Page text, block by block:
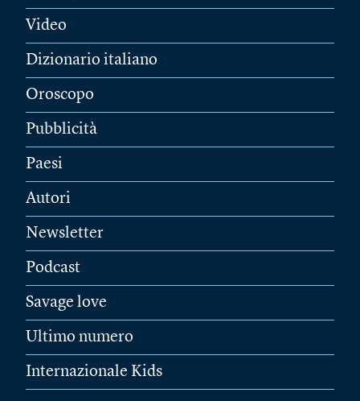
Video
Dizionario italiano
Oroscopo
Pubblicità
Paesi
Autori
Newsletter
Podcast
Savage love
Ultimo numero
Internazionale Kids